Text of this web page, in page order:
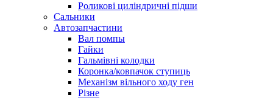
Роликові циліндричні підши
Сальники
Автозапчастини
Вал помпы
Гайки
Гальмівні колодки
Коронка/ковпачок ступиць
Механізм вільного ходу ген
Різне